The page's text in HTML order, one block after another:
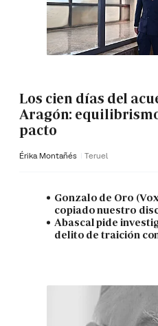
Los cien días del
Aragón:
pacto
Érika Montañés Teruel
Gonzalo de Oro
copiado nuestro
Abascal pide
delito de traición